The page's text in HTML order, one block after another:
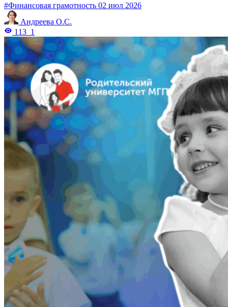
#Финансовая грамотность 02 июл 2026
Андреева О.С.
113 1